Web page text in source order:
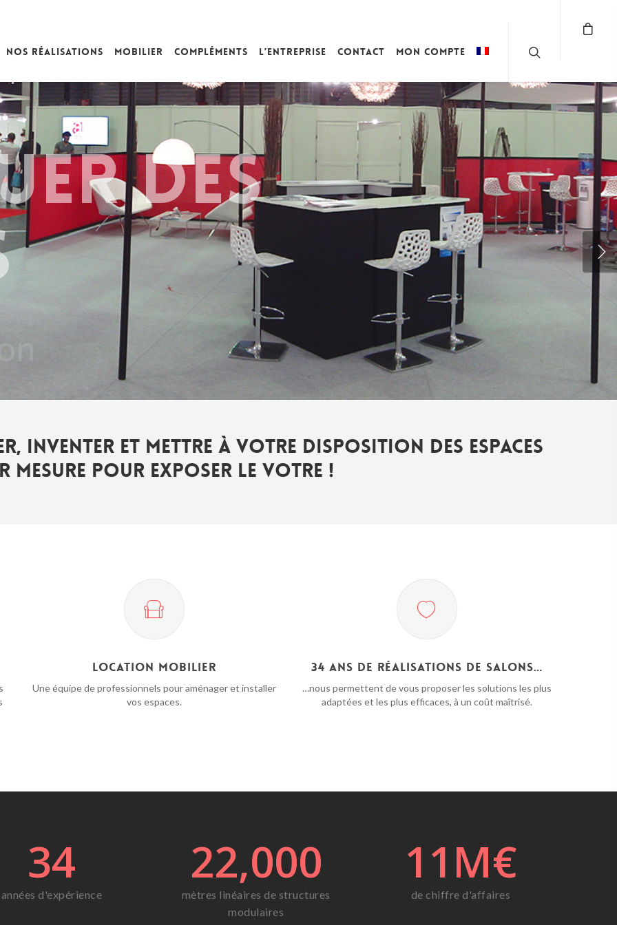
Nos réalisations Mobilier Compléments L’entreprise Contact Mon compte
DES
inventer et mettre à votre disposition des espaces
mesure pour exposer le votre !
Location mobilier
Une équipe de professionnels pour aménager et installer
vos espaces.
34 ans de réalisations de salons…
…nous permettent de vous proposer les solutions les plus
adaptées et les plus efficaces, à un coût maîtrisé.
34
années d'expérience
22,000
mètres linéaires de structures
modulaires
11M€
de chiffre d'affaires